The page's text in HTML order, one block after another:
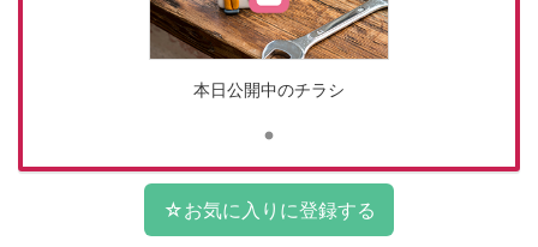
本日公開中のチラシ